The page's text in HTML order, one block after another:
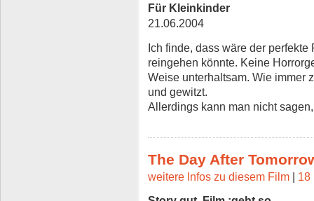
Für Kleinkinder
21.06.2004
Ich finde, dass wäre der
reingehen könnte. Keine
Weise unterhaltsam. Wie immer
und gewitzt.
Allerdings kann man nicht
The Day After
weitere Infos zu diesem Film
18